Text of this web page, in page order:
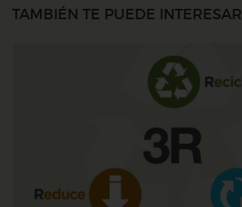
TAMBIÉN TE PUEDE INTERESAR